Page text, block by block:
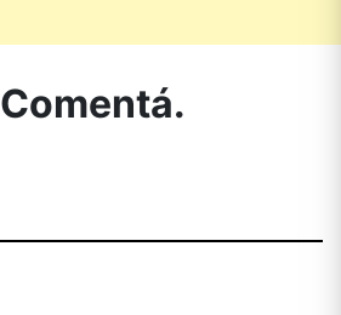
Comentá.